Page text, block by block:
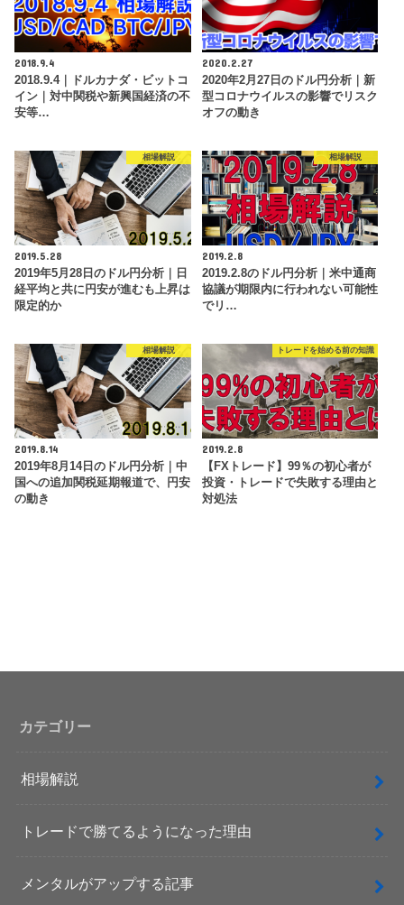
2018.9.4
2018.9.4｜ドルカナダ・ビットコ
イン｜対中関税や新興国経済の不
安等…
2020.2.27
2020年2月27日のドル円分析｜新
型コロナウイルスの影響でリスク
オフの動き
相場解説
2019.5.28
2019年5月28日のドル円分析｜日
経平均と共に円安が進むも上昇は
限定的か
相場解説
2019.2.8
2019.2.8のドル円分析｜米中通商
協議が期限内に行われない可能性
でリ…
相場解説
2019.8.14
2019年8月14日のドル円分析｜中
国への追加関税延期報道で、円安
の動き
トレードを始める前の知識
2019.2.8
【FXトレード】99％の初心者が
投資・トレードで失敗する理由と
対処法
カテゴリー
相場解説
トレードで勝てるようになった理由
メンタルがアップする記事